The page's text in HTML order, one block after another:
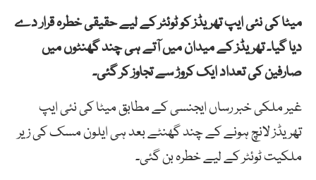
میٹا کی نئی ایپ تھریڈز کو ٹوئٹر کے لیے حقیقی خطرہ قرار دے
دیا گیا۔ تھریڈز کے میدان میں آتے ہی چند گھنٹوں میں
صارفین کی تعداد ایک کروڑ سے تجاوز کر گئی۔
غیر ملکی خبر رساں ایجنسی کے مطابق میٹا کی نئی ایپ
تھریڈز لانچ ہونے کے چند گھنٹے بعد ہی ایلون مسک کی زیر
ملکیت ٹوئٹر کے لیے خطرہ بن گئی۔